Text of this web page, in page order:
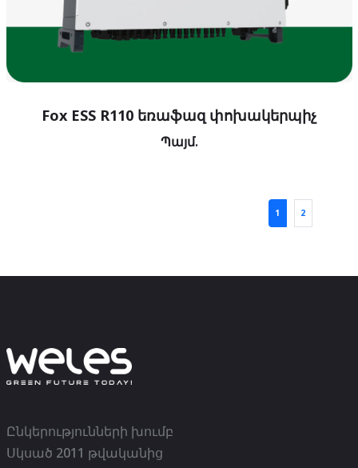
Fox ESS R110 եռաֆազ փոխակերպիչ
Պայմ.
1 2
Ընկերությունների խումբ
Սկսած 2011 թվականից